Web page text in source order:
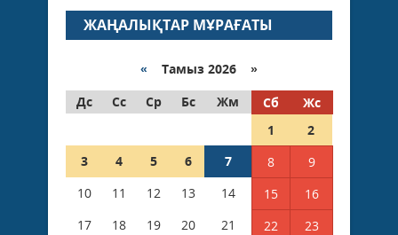
ЖАҢАЛЫҚТАР МҰРАҒАТЫ
« Тамыз 2026 »
Дс
Сс Ср Бс Жм Сб
Жс
1
2
3
4 5 6 7 8
9
10
11 12 13 14 15
16
17
18 19 20 21 22
23